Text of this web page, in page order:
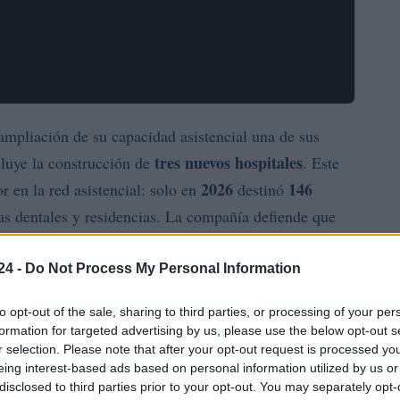
- Do Not Process My Personal Information
opt-out of the sale, sharing to third parties, or processing of your
for targeted advertising by us, please use the below opt-out
selection. Please note that after your opt-out request is processed
interest-based ads based on personal information utilized by us
to third parties prior to your opt-out. You may separately
de su capacidad asistencial una de sus
la construcción de tres nuevos hospitales. Este
en la red asistencial: solo en 2026 destinó 146
dentales y residencias. La compañía defiende que
del asegurado porque controla calidad,
se refiere a lacapacidad de prestación de
Bupa , desde cuya dirección en Madrid se coordina
de la unidadBUPA ELA (Europa y Latinoamérica).